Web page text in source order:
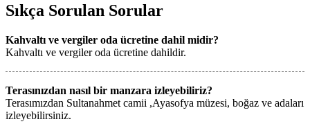
Sıkça Sorulan Sorular
Kahvaltı ve vergiler oda ücretine dahil midir?
Kahvaltı ve vergiler oda ücretine dahildir.
Terasınızdan nasıl bir manzara izleyebiliriz?
Terasımızdan Sultanahmet camii ,Ayasofya müzesi, boğaz ve adaları
izleyebilirsiniz.